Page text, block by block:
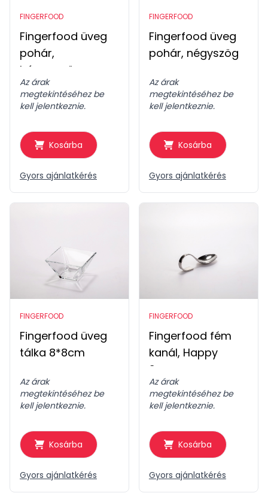
FINGERFOOD
Fingerfood üveg
pohár,
háromszög
Az árak
megtekintéséhez be
kell jelentkeznie.
Kosárba
Gyors ajánlatkérés
FINGERFOOD
Fingerfood üveg
pohár, négyszög
Az árak
megtekintéséhez be
kell jelentkeznie.
Kosárba
Gyors ajánlatkérés
FINGERFOOD
Fingerfood üveg
tálka 8*8cm
Az árak
megtekintéséhez be
kell jelentkeznie.
Kosárba
Gyors ajánlatkérés
FINGERFOOD
Fingerfood fém
kanál, Happy
Spoon
Az árak
megtekintéséhez be
kell jelentkeznie.
Kosárba
Gyors ajánlatkérés